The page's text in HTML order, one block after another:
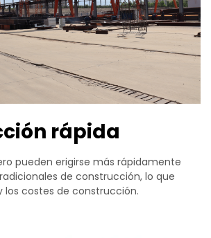
rápida
pueden erigirse más rápidamente
de construcción, lo que
los costes de construcción.